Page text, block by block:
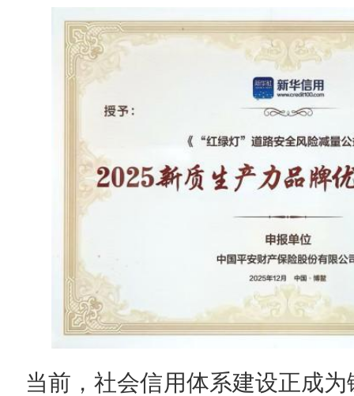
当前，社会信用体系建设正成